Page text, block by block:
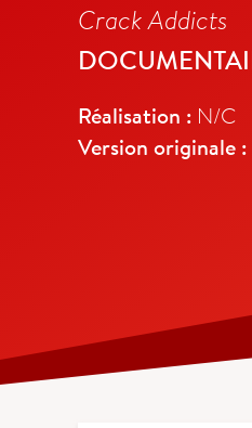
Crack Addicts
Réalisation : N/C
Version originale :